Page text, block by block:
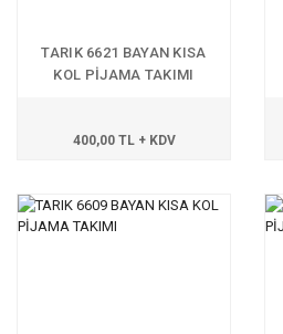
TARIK 6621 BAYAN KISA
KOL PİJAMA TAKIMI
400,00 TL + KDV